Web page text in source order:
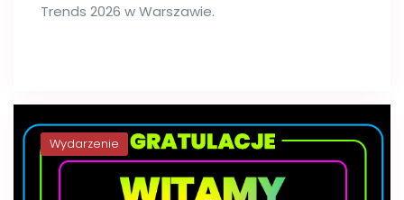
Trends 2026 w Warszawie.
Wydarzenie